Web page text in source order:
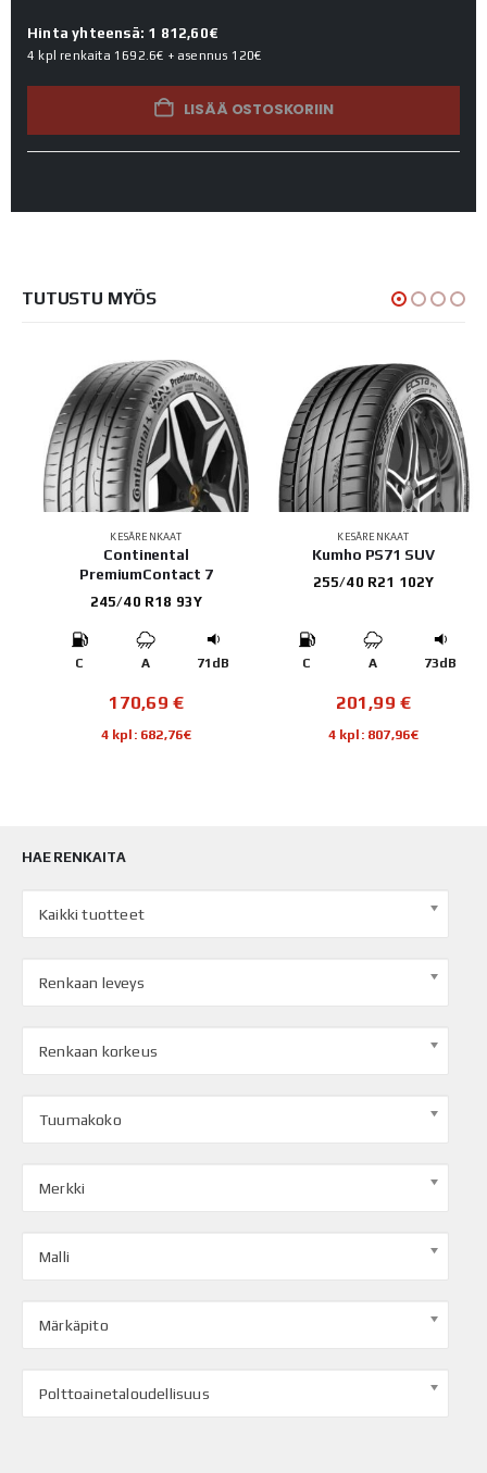
Hinta yhteensä: 1 812,60€
4 kpl renkaita 1692.6€ + asennus 120€
LISÄÄ OSTOSKORIIN
TUTUSTU MYÖS
KESÄRENKAAT
Continental
PremiumContact 7
245/40 R18 93Y
C A 71dB
170,69€
4 kpl: 682,76€
KESÄRENKAAT
Kumho PS71 SUV
255/40 R21 102Y
C A 73dB
201,99€
4 kpl: 807,96€
HAE RENKAITA
Kaikki tuotteet
Renkaan leveys
Renkaan korkeus
Tuumakoko
Merkki
Malli
Märkäpito
Polttoainetaloudellisuus